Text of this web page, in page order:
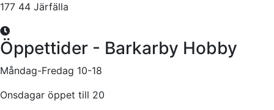
177 44 Järfälla
Öppettider - Barkarby Hobby
Måndag-Fredag 10-18
Onsdagar öppet till 20